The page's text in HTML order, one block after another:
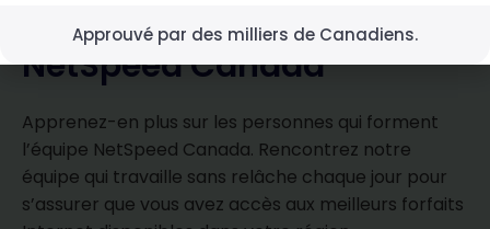
À Propos de L'équipe
NetSpeed ​​Canada
Apprenez-en plus sur les personnes qui forment
l’équipe NetSpeed ​​Canada. Rencontrez notre
équipe qui travaille sans relâche chaque jour pour
s’assurer que vous avez accès aux meilleurs forfaits
Approuvé par des milliers de Canadiens.